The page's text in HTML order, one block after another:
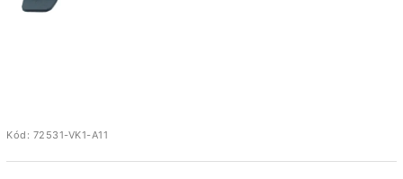
Kód: 72531-VK1-A11